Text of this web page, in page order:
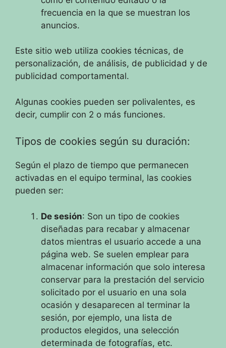
frecuencia en la que se muestran los
anuncios.
Este sitio web utiliza cookies técnicas, de
personalización, de análisis, de publicidad y de
publicidad comportamental.
Algunas cookies pueden ser polivalentes, es
decir, cumplir con 2 o más funciones.
Tipos de cookies según su duración:
Según el plazo de tiempo que permanecen
activadas en el equipo terminal, las cookies
pueden ser:
De sesión: Son un tipo de cookies
diseñadas para recabar y almacenar
datos mientras el usuario accede a una
página web. Se suelen emplear para
almacenar información que solo interesa
conservar para la prestación del servicio
solicitado por el usuario en una sola
ocasión y desaparecen al terminar la
sesión, por ejemplo, una lista de
productos elegidos, una selección
determinada de fotografías, etc.